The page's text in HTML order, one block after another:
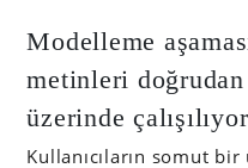
Modelleme
metinleri
üzerinde çalışılıyor
Kullanıcıların somut